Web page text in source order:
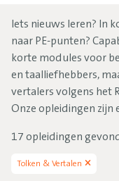
Iets nieuws leren? In
naar PE-punten?
korte modules voor
en taalliefhebbers,
vertalers volgens het
Onze opleidingen zijn
17 opleidingen
Tolken & Vertalen